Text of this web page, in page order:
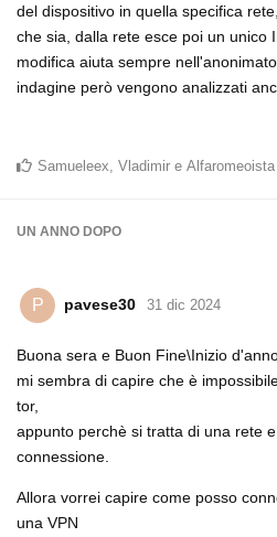
del dispositivo in quella specifica
che sia, dalla rete esce poi un unico
modifica aiuta sempre
indagine però vengono analizzati
Samueleex, Vladimir e Alfaromeoista
UN ANNO DOPO
P pavese30 31 dic 2024
Buona sera e Buon Fine\Inizio
mi sembra di capire che è
tor,
appunto perchè si tratta di una rete
connessione.
Allora vorrei capire come posso
una VPN